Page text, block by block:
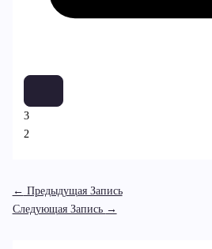
3
2
← Предыдущая Запись
Следующая Запись →